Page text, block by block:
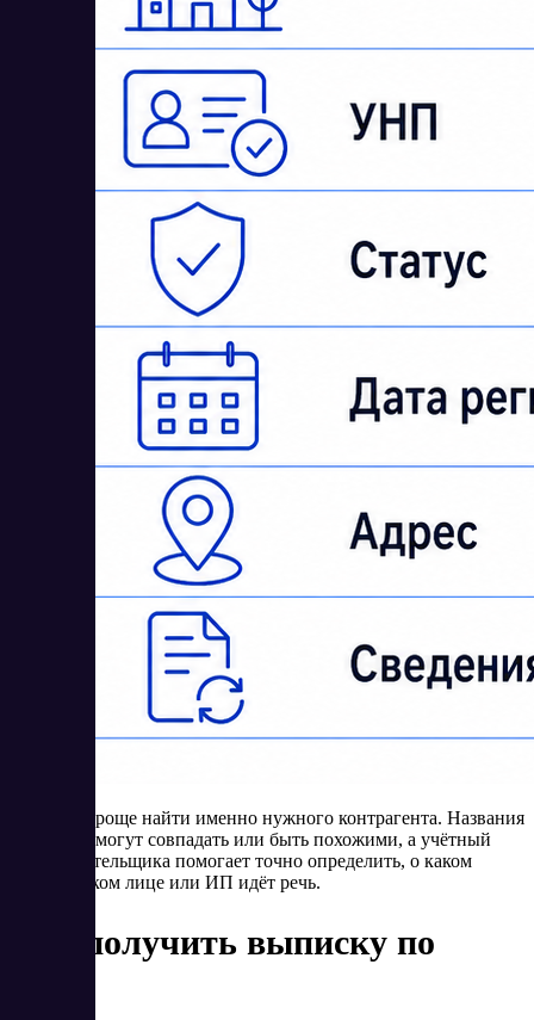
По УНП проще найти именно нужного контрагента. Названия
компаний могут совпадать или быть похожими, а учётный
номер плательщика помогает точно определить, о каком
юридическом лице или ИП идёт речь.
Как получить выписку по